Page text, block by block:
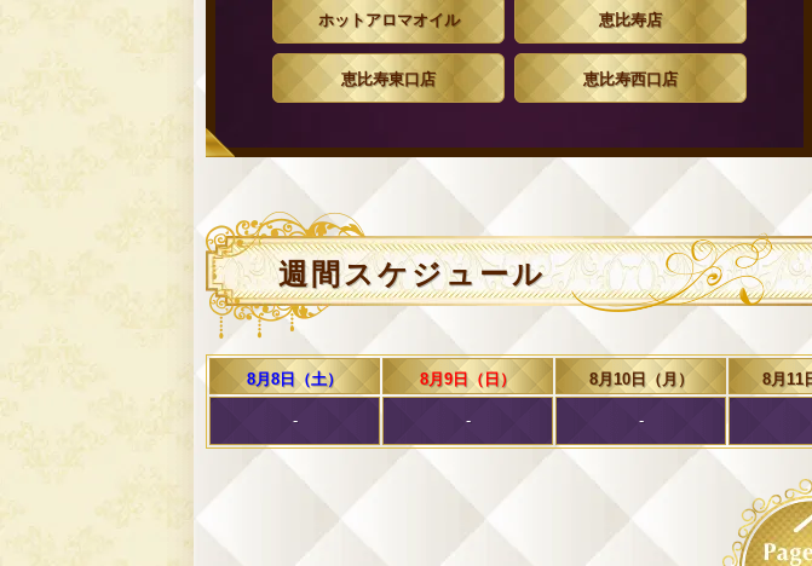
ホットアロマオイル 恵比寿店
恵比寿東口店 恵比寿西口店
週間スケジュール
8月8日（土） 8月9日（日） 8月10日（月） 8月11
- - -